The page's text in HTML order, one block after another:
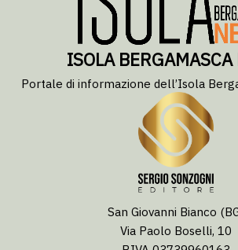
ISOLA BERGAMASCA
Portale di informazione dell’Isola
San Giovanni Bianco
Via Paolo Boselli, 10